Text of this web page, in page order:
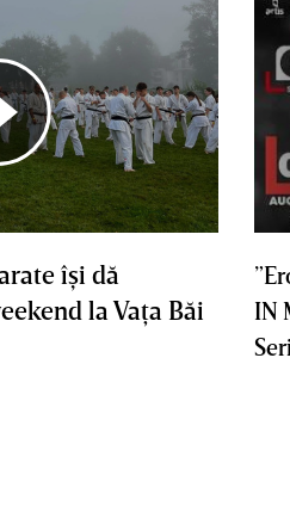
îşi dă
la Vaţa Băi
IN